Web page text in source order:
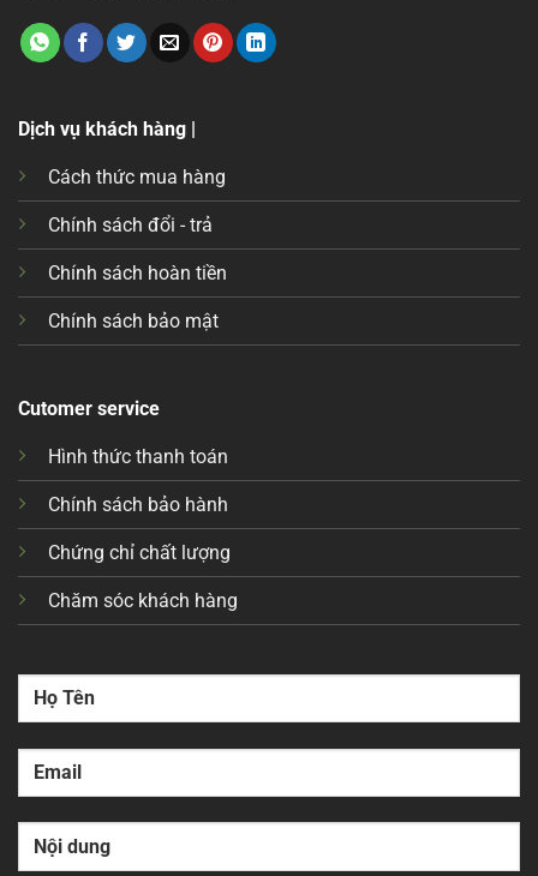
Dịch vụ khách hàng |
Cách thức mua hàng
Chính sách đổi - trả
Chính sách hoàn tiền
Chính sách bảo mật
Cutomer service
Hình thức thanh toán
Chính sách bảo hành
Chứng chỉ chất lượng
Chăm sóc khách hàng